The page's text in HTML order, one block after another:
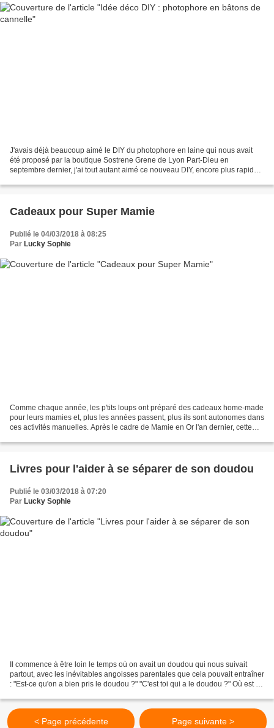
J'avais déjà beaucoup aimé le DIY du photophore en laine qui nous avait
été proposé par la boutique Sostrene Grene de Lyon Part-Dieu en
septembre dernier, j'ai tout autant aimé ce nouveau DIY, encore plus rapide,
Cadeaux pour Super Mamie
Publié le 04/03/2018 à 08:25
Par Lucky Sophie
Comme chaque année, les p'tits loups ont préparé des cadeaux home-made
pour leurs mamies et, plus les années passent, plus ils sont autonomes dans
ces activités manuelles. Après le cadre de Mamie en Or l'an dernier, cette
Livres pour l'aider à se séparer de son doudou
Publié le 03/03/2018 à 07:20
Par Lucky Sophie
Il commence à être loin le temps où on avait un doudou qui nous suivait
partout, avec les inévitables angoisses parentales que cela pouvait entraîner
: "Est-ce qu'on a bien pris le doudou ?" "C'est toi qui a le doudou ?" Où est le
< Page précédente Page suivante >